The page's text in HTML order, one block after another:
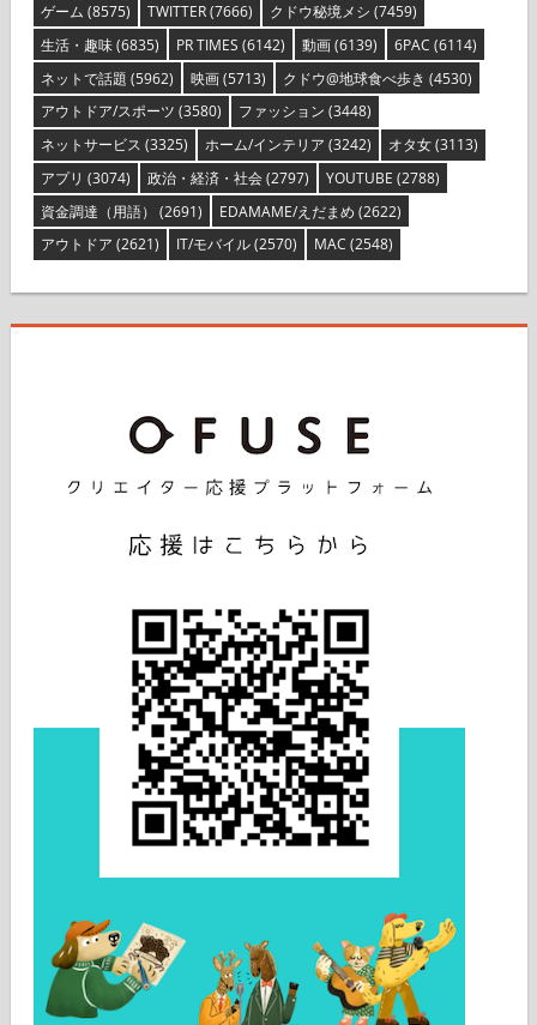
ゲーム (8575) TWITTER(7666) クドウ秘境メシ (7459)
生活・趣味(6835) PR TIMES (6142) 動画(6139) 6PAC (6114)
ネットで話題 (5962) 映画(5713) クドウ@地球食べ歩き (4530)
アウトドア/スポーツ (3580) ファッション (3448)
ネットサービス (3325) ホーム/インテリア (3242) オタ女(3113)
アプリ (3074) 政治・経済・社会(2797) YOUTUBE (2788)
資金調達（用語） (2691) EDAMAME/えだまめ (2622)
アウトドア (2621) IT/モバイル(2570) MAC (2548)